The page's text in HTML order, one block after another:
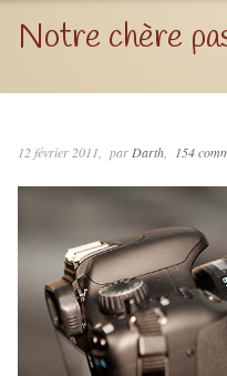
Notre chère
12 février 2011 parDarth 154